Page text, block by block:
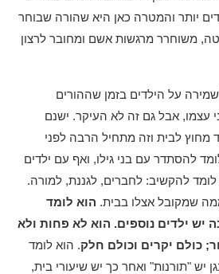
יותר והמטרה כאן היא שהורה שבוחר
משוחרר מרגשות אשם ומחובר לרצון
על הילדים בזמן שההורים
עצמו, אבל גם זה לא העיקר. ישנם
מחוץ לבית וזה מתחיל הרבה לפני
להסתדר עם בני גילו, ואף עם ילדים
לומד להקשיב: לחברים, לגננת, למורה.
שמקובל אצלו בבית. הוא לומד
ילדים נוספים. הוא לא פחות ולא
כולם יקרים וכולם חלק. הוא לומד
יש "תורנות" ואחר כך יש שיעורי בית,